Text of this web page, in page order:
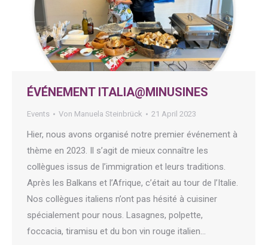
ÉVÉNEMENT ITALIA@MINUSINES
Events Von Manuela Steinbrück 21 April 2023
Hier, nous avons organisé notre premier événement à
thème en 2023. Il s’agit de mieux connaître les
collègues issus de l’immigration et leurs traditions.
Après les Balkans et l’Afrique, c’était au tour de l’Italie.
Nos collègues italiens n’ont pas hésité à cuisiner
spécialement pour nous. Lasagnes, polpette,
foccacia, tiramisu et du bon vin rouge italien…